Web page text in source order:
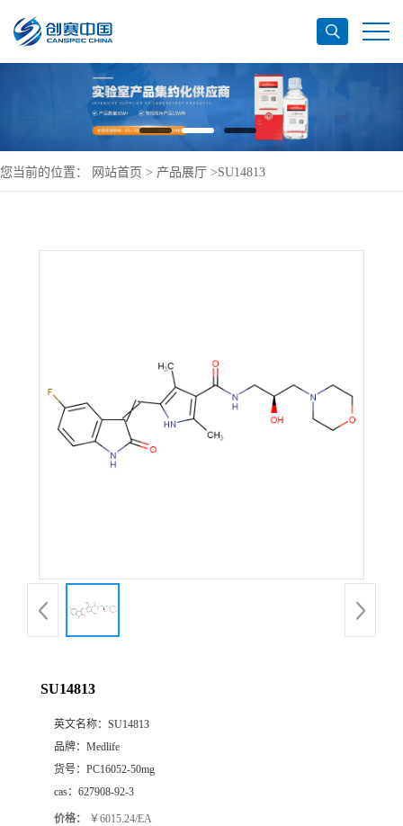
您当前的位置： 网站首页 > 产品展厅 >SU14813
SU14813
英文名称： SU14813
品牌： Medlife
货号： PC16052-50mg
cas： 627908-92-3
价格： ￥6015.24/EA